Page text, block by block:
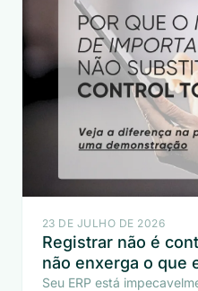
23 DE JULHO DE 2026
Registrar não é
não enxerga o que
Seu ERP está